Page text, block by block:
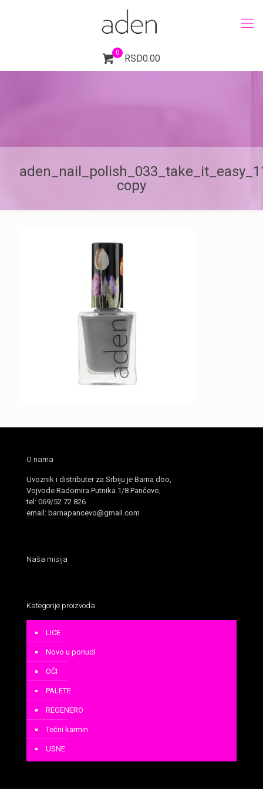
0
RSD0.00
copy
O nama
Uvoznik i distributer za Srbiju je Barna doo,
Vojvode Radomira Putnika 1/8 Pančevo,
tel: 069/52 72 826
email: barnapancevo@gmail.com
Naša misija
Kategorije proizvoda
LICE
Novo u ponudi
OČI
PALETE
REGENERO
Tečni karmin
USNE